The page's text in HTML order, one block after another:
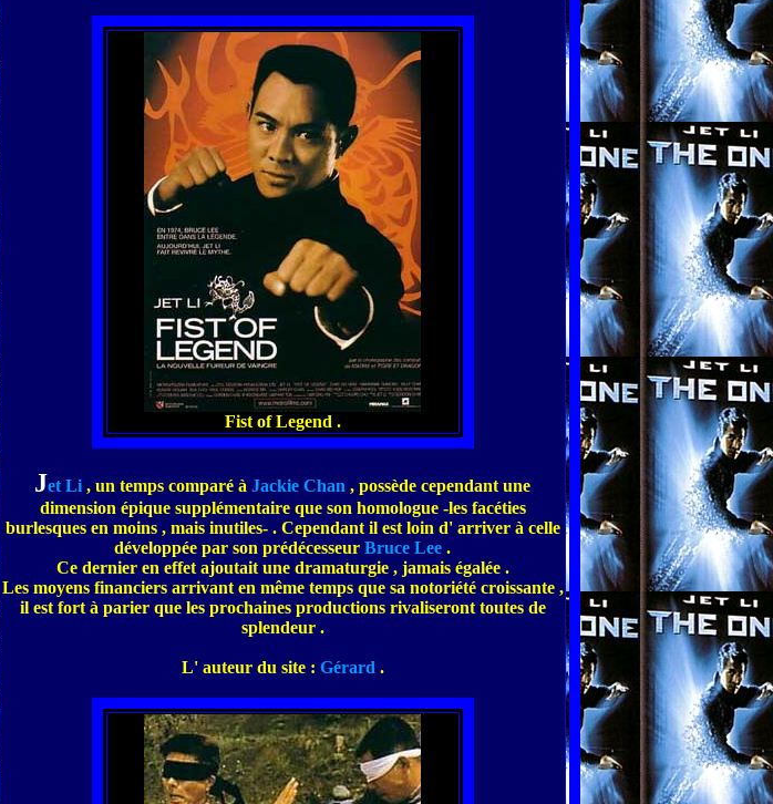
Fist of Legend .
Jet Li , un temps comparé à Jackie Chan , possède cependant une
dimension épique supplémentaire que son homologue -les facéties
burlesques en moins , mais inutiles- . Cependant il est loin d' arriver à celle
développée par son prédécesseur Bruce Lee .
Ce dernier en effet ajoutait une dramaturgie , jamais égalée .
Les moyens financiers arrivant en même temps que sa notoriété croissante ,
il est fort à parier que les prochaines productions rivaliseront toutes de
splendeur .
L' auteur du site : Gérard .